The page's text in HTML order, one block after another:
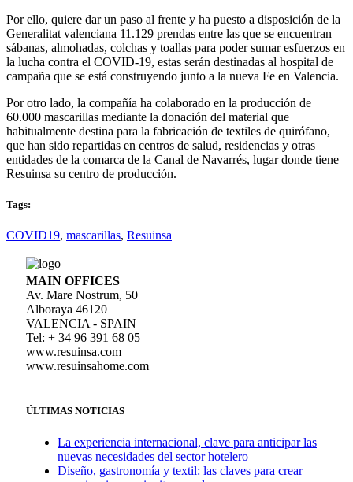
Por ello, quiere dar un paso al frente y ha puesto a disposición de la
Generalitat valenciana 11.129 prendas entre las que se encuentran
sábanas, almohadas, colchas y toallas para poder sumar esfuerzos en
la lucha contra el COVID-19, estas serán destinadas al hospital de
campaña que se está construyendo junto a la nueva Fe en Valencia.
Por otro lado, la compañía ha colaborado en la producción de
60.000 mascarillas mediante la donación del material que
habitualmente destina para la fabricación de textiles de quirófano,
que han sido repartidas en centros de salud, residencias y otras
entidades de la comarca de la Canal de Navarrés, lugar donde tiene
Resuinsa su centro de producción.
Tags:
COVID19, mascarillas, Resuinsa
MAIN OFFICES
Av. Mare Nostrum, 50
Alboraya 46120
VALENCIA - SPAIN
Tel: + 34 96 391 68 05
www.resuinsa.com
www.resuinsahome.com
ÚLTIMAS NOTICIAS
La experiencia internacional, clave para anticipar las
nuevas necesidades del sector hotelero
Diseño, gastronomía y textil: las claves para crear